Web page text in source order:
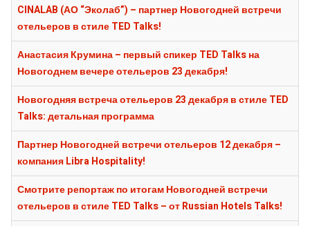
CINALAB (АО “Эколаб”) – партнер Новогодней встречи
отельеров в стиле TED Talks!
Анастасия Крумина – первый спикер TED Talks на
Новогоднем вечере отельеров 23 декабря!
Новогодняя встреча отельеров 23 декабря в стиле TED
Talks: детальная программа
Партнер Новогодней встречи отельеров 12 декабря –
компания Libra Hospitality!
Смотрите репортаж по итогам Новогодней встречи
отельеров в стиле TED Talks – от Russian Hotels Talks!